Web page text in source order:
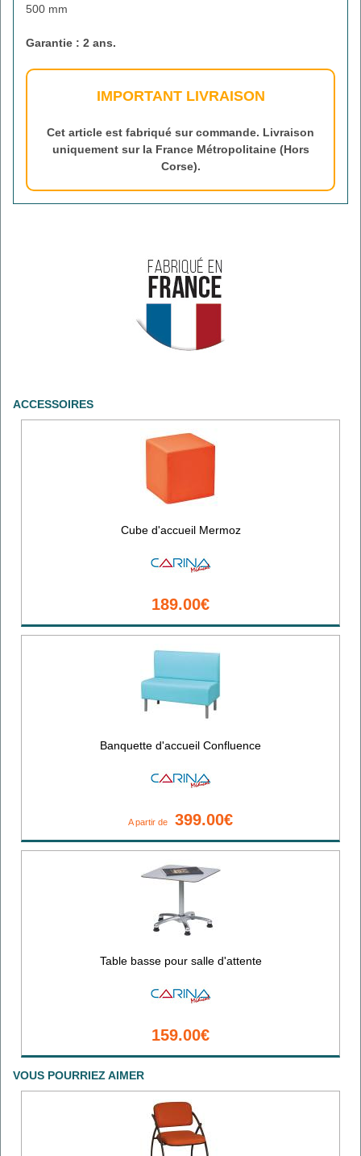
500 mm
Garantie : 2 ans.
IMPORTANT LIVRAISON
Cet article est fabriqué sur commande. Livraison
uniquement sur la France Métropolitaine (Hors
Corse).
ACCESSOIRES
Cube d'accueil Mermoz
189.00€
Banquette d'accueil Confluence
A partir de 399.00€
Table basse pour salle d'attente
159.00€
VOUS POURRIEZ AIMER